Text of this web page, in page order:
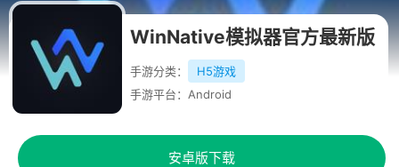
WinNative模拟器官方最新版
手游分类：
H5游戏
手游平台：Android
安卓版下载